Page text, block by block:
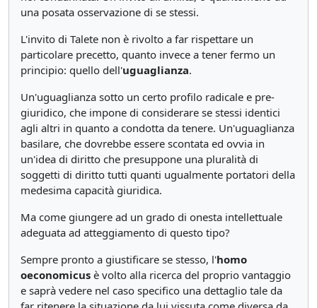
una posata osservazione di se stessi.
L'invito di Talete non è rivolto a far rispettare un
particolare precetto, quanto invece a tener fermo un
principio: quello dell'uguaglianza.
Un'uguaglianza sotto un certo profilo radicale e pre-
giuridico, che impone di considerare se stessi identici
agli altri in quanto a condotta da tenere. Un'uguaglianza
basilare, che dovrebbe essere scontata ed ovvia in
un'idea di diritto che presuppone una pluralità di
soggetti di diritto tutti quanti ugualmente portatori della
medesima capacità giuridica.
Ma come giungere ad un grado di onesta intellettuale
adeguata ad atteggiamento di questo tipo?
Sempre pronto a giustificare se stesso, l'homo
oeconomicus è volto alla ricerca del proprio vantaggio
e saprà vedere nel caso specifico una dettaglio tale da